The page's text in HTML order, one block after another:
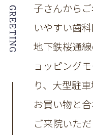
子さんから
いやすい歯
地下鉄桜通
ョッピング
り、大型駐
お買い物と
ご来院いただ